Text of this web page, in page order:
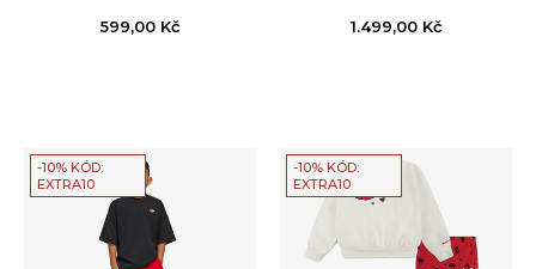
599,00 Kč 1.499,00 Kč
-10% KÓD:
EXTRA10
-10% KÓD:
EXTRA10